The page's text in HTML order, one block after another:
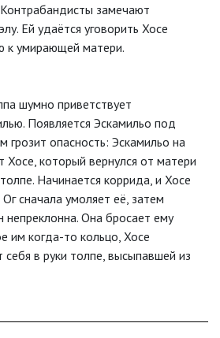
замечают
Ей удаётся уговорить Хосе
к умирающей матери.
шумно приветствует
Появляется Эскамильо под
грозит опасность: Эскамильо на
Хосе, который вернулся от матери
Начинается коррида, и Хосе
сначала умоляет её, затем
непреклонна. Она бросает ему
им когда-то кольцо, Хосе
в руки толпе, высыпавшей из